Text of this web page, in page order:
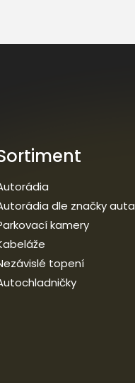
dle značky auta
kamery
topení